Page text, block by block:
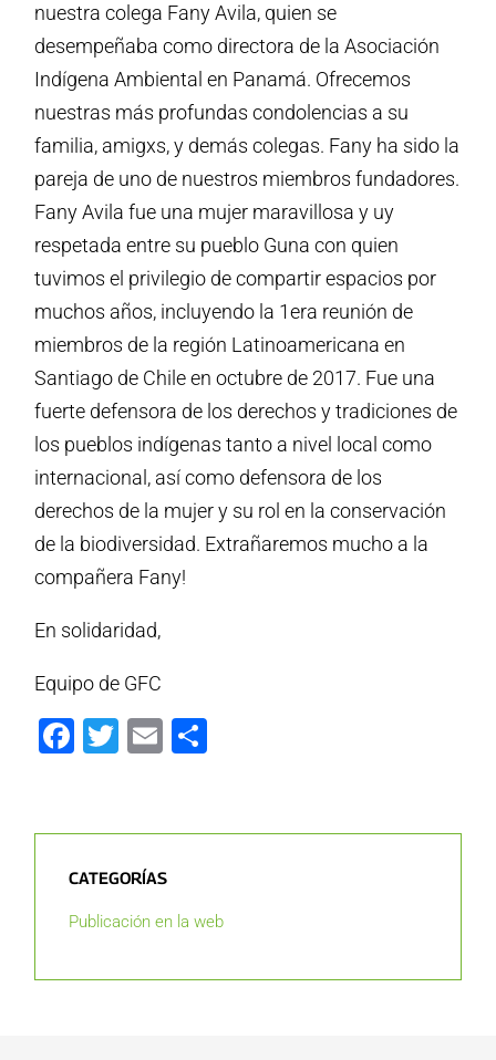
nuestra colega Fany Avila, quien se
desempeñaba como directora de la Asociación
Indígena Ambiental en Panamá. Ofrecemos
nuestras más profundas condolencias a su
familia, amigxs, y demás colegas. Fany ha sido la
pareja de uno de nuestros miembros fundadores.
Fany Avila fue una mujer maravillosa y uy
respetada entre su pueblo Guna con quien
tuvimos el privilegio de compartir espacios por
muchos años, incluyendo la 1era reunión de
miembros de la región Latinoamericana en
Santiago de Chile en octubre de 2017. Fue una
fuerte defensora de los derechos y tradiciones de
los pueblos indígenas tanto a nivel local como
internacional, así como defensora de los
derechos de la mujer y su rol en la conservación
de la biodiversidad. Extrañaremos mucho a la
compañera Fany!
En solidaridad,
Equipo de GFC
Facebook
Twitter
Email
CATEGORÍAS
Publicación en la web